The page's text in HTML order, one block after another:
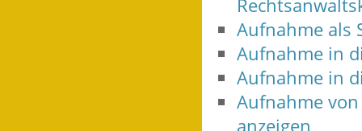
Aufnahme als
Aufnahme in
Aufnahme in
Aufnahme
anzeigen